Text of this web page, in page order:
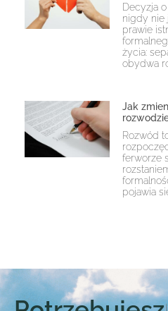
Decyzja
nigdy nie
prawie
życia:
obydwa
Jak
Rozwód
ferworze
pojawia